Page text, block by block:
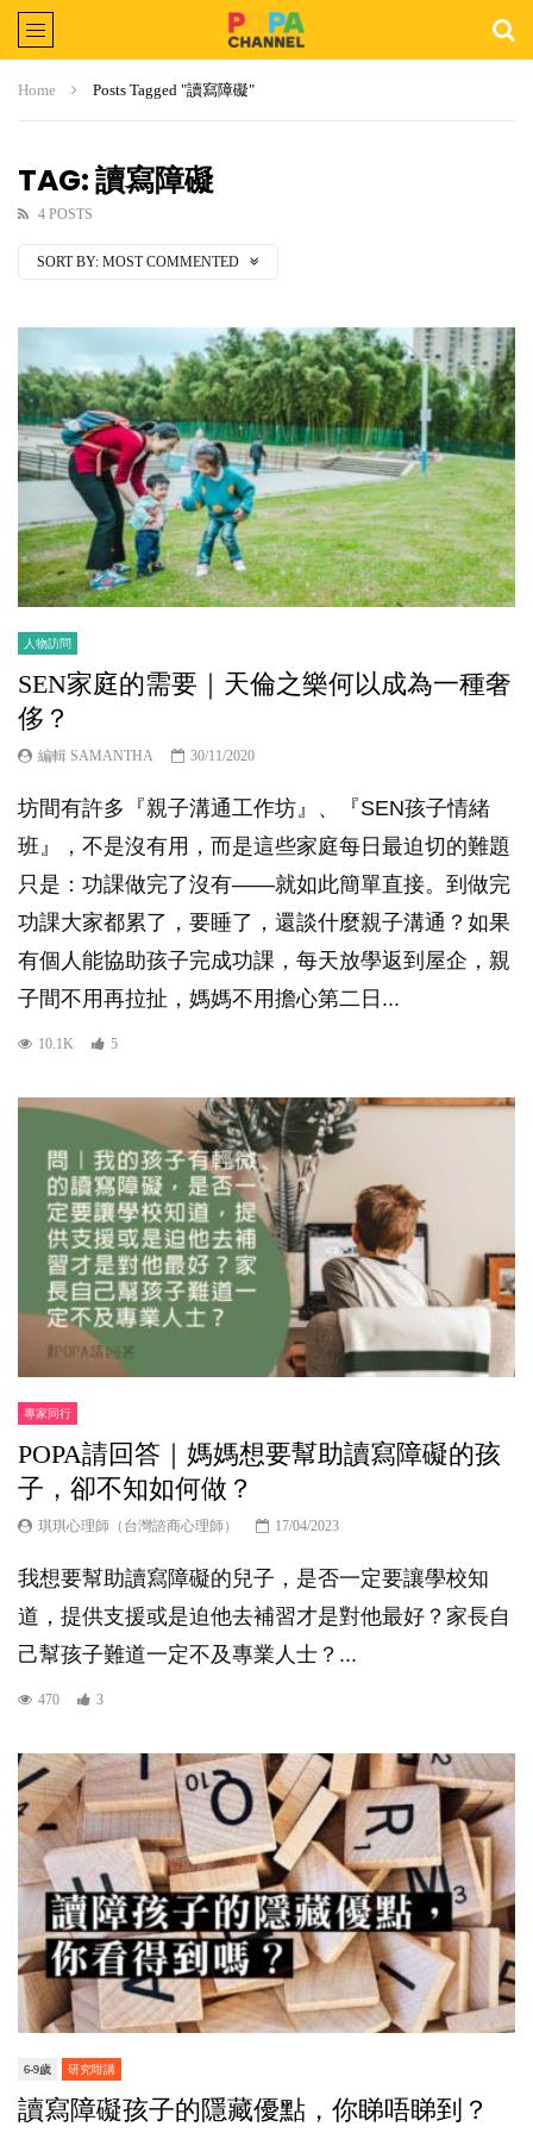
Home Posts Tagged "讀寫障礙"
TAG: 讀寫障礙
4 POSTS
SORT BY: MOST COMMENTED
人物訪問
SEN家庭的需要｜天倫之樂何以成為一種奢
侈？
編輯 SAMANTHA 30/11/2020
坊間有許多『親子溝通工作坊』、『SEN孩子情緒
班』，不是沒有用，而是這些家庭每日最迫切的難題
只是：功課做完了沒有——就如此簡單直接。到做完
功課大家都累了，要睡了，還談什麼親子溝通？如果
有個人能協助孩子完成功課，每天放學返到屋企，親
子間不用再拉扯，媽媽不用擔心第二日...
10.1K 5
專家同行
POPA請回答｜媽媽想要幫助讀寫障礙的孩
子，卻不知如何做？
琪琪心理師（台灣諮商心理師） 17/04/2023
我想要幫助讀寫障礙的兒子，是否一定要讓學校知
道，提供支援或是迫他去補習才是對他最好？家長自
己幫孩子難道一定不及專業人士？...
470 3
6-9歲 研究咁講
讀寫障礙孩子的隱藏優點，你睇唔睇到？